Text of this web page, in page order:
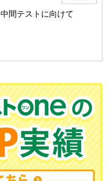
中間テストに向けて